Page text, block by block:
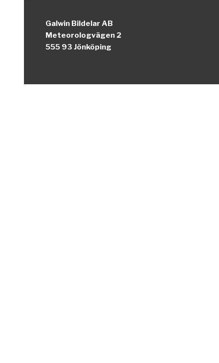
Galwin Bildelar AB
Meteorologvägen 2
555 93 Jönköping